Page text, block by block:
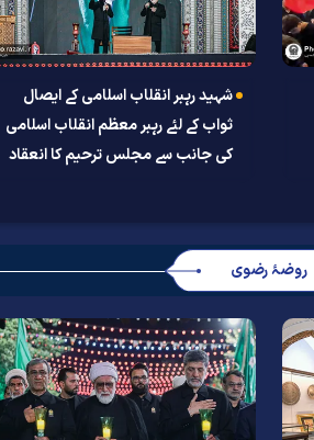
شہید رہبر انقلاب اسلامی کے ایصال
ثواب کے لئے رہبر معظم انقلاب اسلامی
کی جانب سے مجلس ترحیم کا انعقاد
روضۂ رضوی